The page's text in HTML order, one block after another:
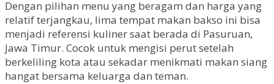
Dengan pilihan menu yang beragam dan harga yang
relatif terjangkau, lima tempat makan bakso ini bisa
menjadi referensi kuliner saat berada di Pasuruan,
Jawa Timur. Cocok untuk mengisi perut setelah
berkeliling kota atau sekadar menikmati makan siang
hangat bersama keluarga dan teman.